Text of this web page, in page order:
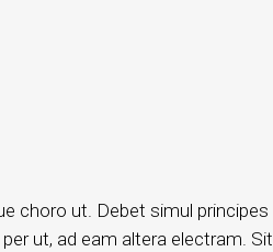
choro ut. Debet simul principes
ut, ad eam altera electram. Sit